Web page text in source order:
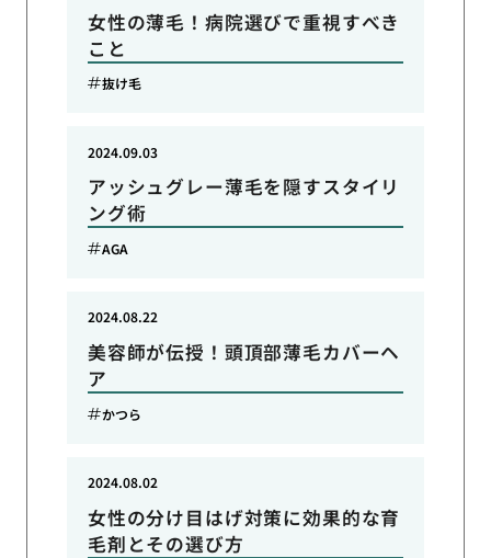
女性の薄毛！病院選びで重視すべき
こと
抜け毛
アッシュグレー薄毛を隠すスタイリ
ング術
2024.09.03
AGA
美容師が伝授！頭頂部薄毛カバーヘ
ア
2024.08.22
かつら
女性の分け目はげ対策に効果的な育
毛剤とその選び方
2024.08.02